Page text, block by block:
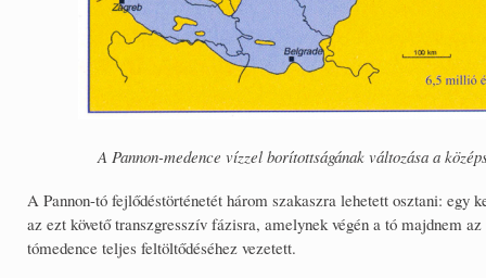
A Pannon-medence vízzel borítottságának változása a
A Pannon-tó fejlődéstörténetét három szakaszra lehetett osztani:
az ezt követő transzgresszív fázisra, amelynek végén a tó majdnem
tómedence teljes feltöltődéséhez vezetett.